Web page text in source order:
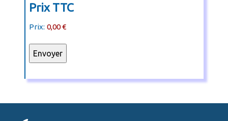
Prix TTC
Prix: 0,00 €